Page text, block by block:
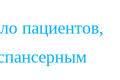
пациентов,